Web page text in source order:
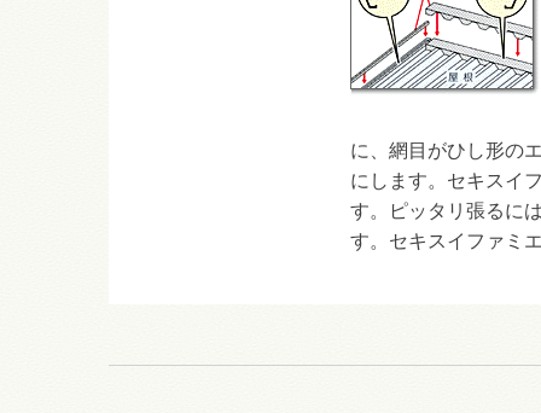
に、網目がひし形の
にします。セキスイ
す。ピッタリ張るに
す。セキスイファミ